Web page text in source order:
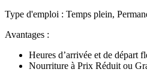
Type d'emploi : Temps plein,
Avantages :
Heures d’arrivée et de départ
Nourriture à Prix Réduit ou